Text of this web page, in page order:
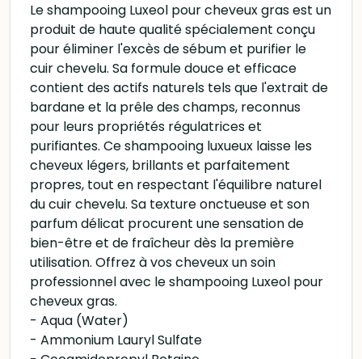
Le shampooing Luxeol pour cheveux gras est un
produit de haute qualité spécialement conçu
pour éliminer l'excès de sébum et purifier le
cuir chevelu. Sa formule douce et efficace
contient des actifs naturels tels que l'extrait de
bardane et la prêle des champs, reconnus
pour leurs propriétés régulatrices et
purifiantes. Ce shampooing luxueux laisse les
cheveux légers, brillants et parfaitement
propres, tout en respectant l'équilibre naturel
du cuir chevelu. Sa texture onctueuse et son
parfum délicat procurent une sensation de
bien-être et de fraîcheur dès la première
utilisation. Offrez à vos cheveux un soin
professionnel avec le shampooing Luxeol pour
cheveux gras.
- Aqua (Water)
- Ammonium Lauryl Sulfate